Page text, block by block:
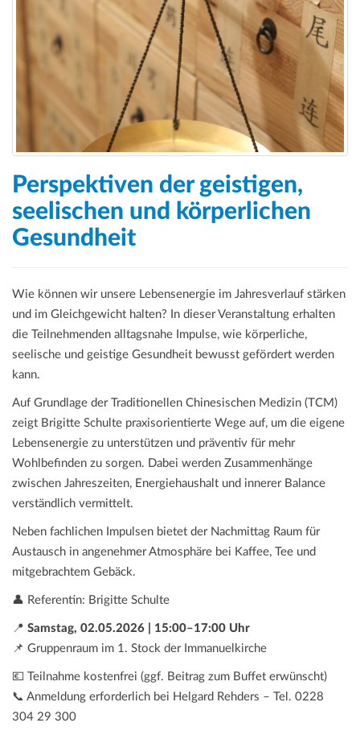
Perspektiven der geistigen,
seelischen und körperlichen
Gesundheit
Wie können wir unsere Lebensenergie im Jahresverlauf stärken
und im Gleichgewicht halten? In dieser Veranstaltung erhalten
die Teilnehmenden alltagsnahe Impulse, wie körperliche,
seelische und geistige Gesundheit bewusst gefördert werden
kann.
Auf Grundlage der Traditionellen Chinesischen Medizin (TCM)
zeigt Brigitte Schulte praxisorientierte Wege auf, um die eigene
Lebensenergie zu unterstützen und präventiv für mehr
Wohlbefinden zu sorgen. Dabei werden Zusammenhänge
zwischen Jahreszeiten, Energiehaushalt und innerer Balance
verständlich vermittelt.
Neben fachlichen Impulsen bietet der Nachmittag Raum für
Austausch in angenehmer Atmosphäre bei Kaffee, Tee und
mitgebrachtem Gebäck.
👤 Referentin: Brigitte Schulte
📍 Samstag, 02.05.2026 | 15:00–17:00 Uhr
📌 Gruppenraum im 1. Stock der Immanuelkirche
💶 Teilnahme kostenfrei (ggf. Beitrag zum Buffet erwünscht)
📞 Anmeldung erforderlich bei Helgard Rehders – Tel. 0228
304 29 300